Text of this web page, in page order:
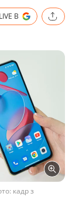
В
кадр з